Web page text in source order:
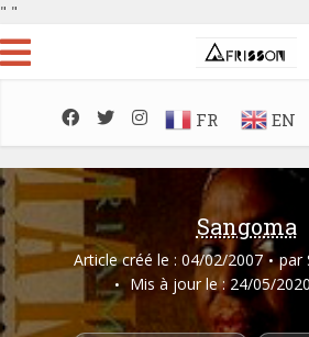
" "
FR EN
Sangoma
Article créé le : 04/02/2007 par
Mis à jour le : 24/05/2020